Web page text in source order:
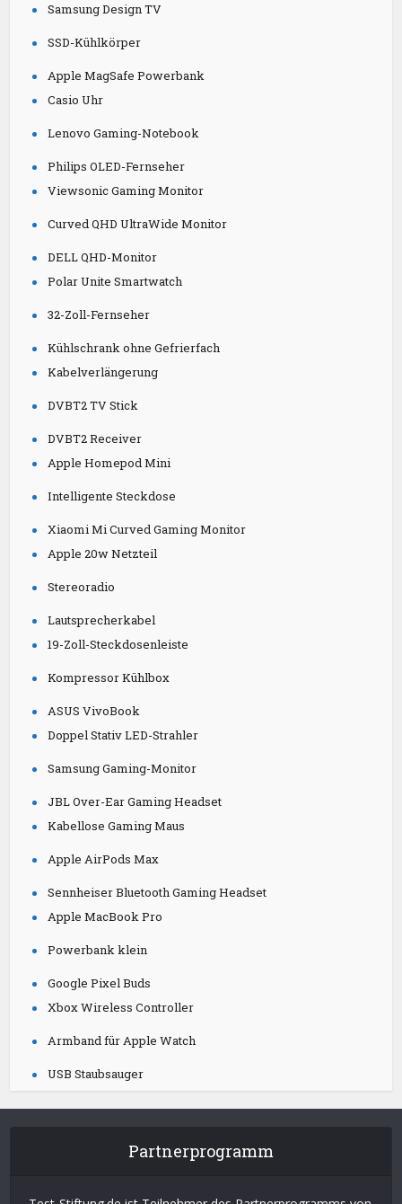
Samsung Design TV
SSD-Kühlkörper
Apple MagSafe Powerbank
Casio Uhr
Lenovo Gaming-Notebook
Philips OLED-Fernseher
Viewsonic Gaming Monitor
Curved QHD UltraWide Monitor
DELL QHD-Monitor
Polar Unite Smartwatch
32-Zoll-Fernseher
Kühlschrank ohne Gefrierfach
Kabelverlängerung
DVBT2 TV Stick
DVBT2 Receiver
Apple Homepod Mini
Intelligente Steckdose
Xiaomi Mi Curved Gaming Monitor
Apple 20w Netzteil
Stereoradio
Lautsprecherkabel
19-Zoll-Steckdosenleiste
Kompressor Kühlbox
ASUS VivoBook
Doppel Stativ LED-Strahler
Samsung Gaming-Monitor
JBL Over-Ear Gaming Headset
Kabellose Gaming Maus
Apple AirPods Max
Sennheiser Bluetooth Gaming Headset
Apple MacBook Pro
Powerbank klein
Google Pixel Buds
Xbox Wireless Controller
Armband für Apple Watch
USB Staubsauger
Partnerprogramm